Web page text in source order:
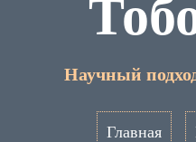
Научный
Главная